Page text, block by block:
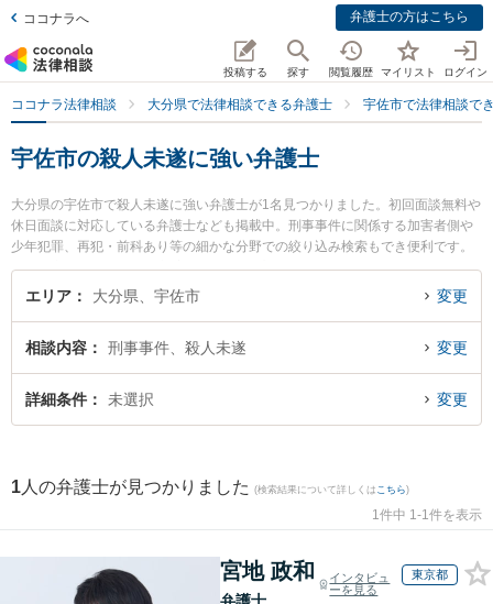
ココナラへ 弁護士の方はこちら
投稿する 探す 閲覧履歴 マイリスト ログイン
ココナラ法律相談 大分県で法律相談できる弁護士 宇佐市で法律相談で
宇佐市の殺人未遂に強い弁護士
大分県の宇佐市で殺人未遂に強い弁護士が1名見つかりました。初回面談無料や
休日面談に対応している弁護士なども掲載中。刑事事件に関係する加害者側や
少年犯罪、再犯・前科あり等の細かな分野での絞り込み検索もでき便利です。
特に貞永法律事務所の貞永 憲佑弁護士のプロフィール情報や弁護士費用、強み
などが注目されています。『宇佐市で土日や夜間に発生した殺人未遂のトラブ
内の弁護士に相談予約したい』などでお困りの相談者さんにおすすめです。
エリア 大分県、宇佐市 変更
相談内容 刑事事件、殺人未遂 変更
詳細条件 未選択 変更
1 人の弁護士が見つかりました (検索結果について詳しくは こちら)
1件中 1-1件を表示
宮地 政和
インタビュ
ーを見る
東京都